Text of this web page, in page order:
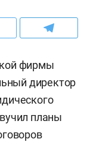
фирмы
директор
планы